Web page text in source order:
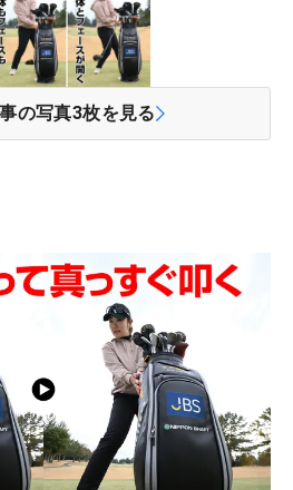
の写真3枚を見る